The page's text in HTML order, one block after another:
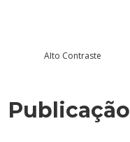
aquie Inovação
e Lazer
Alto Contraste
Publicação